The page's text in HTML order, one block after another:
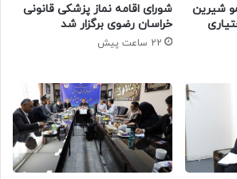
شیرین
شورای اقامه نماز پزشکی قانونی
خراسان رضوی برگزار شد
22 ساعت پیش